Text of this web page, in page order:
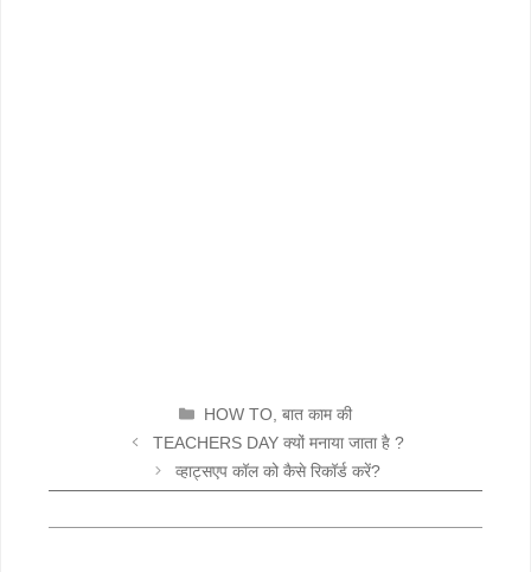
CATEGORIES
HOW TO ,बात काम की
TEACHERS DAY क्यों मनाया जाता है ?
व्हाट्सएप कॉल को कैसे रिकॉर्ड करें?